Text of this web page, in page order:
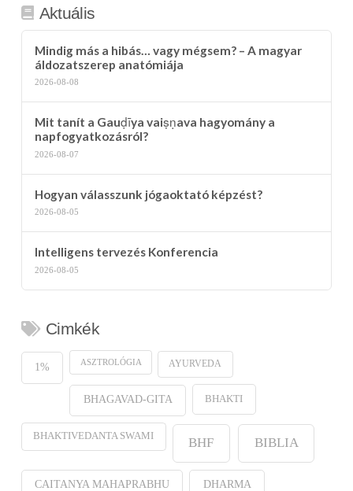
Aktuális
Mindig más a hibás… vagy mégsem? – A magyar
áldozatszerep anatómiája
2026-08-08
Mit tanít a Gauḍīya vaiṣṇava hagyomány a
napfogyatkozásról?
2026-08-07
Hogyan válasszunk jógaoktató képzést?
2026-08-05
Intelligens tervezés Konferencia
2026-08-05
Cimkék
1% ASZTROLÓGIA AYURVEDA
BHAGAVAD-GITA BHAKTI
BHAKTIVEDANTA SWAMI BHF BIBLIA
CAITANYA MAHAPRABHU DHARMA